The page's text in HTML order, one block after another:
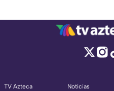
TV Azteca
Noticias